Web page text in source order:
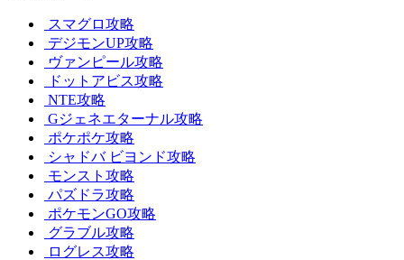
スマグロ攻略
デジモンUP攻略
ヴァンピール攻略
ドットアビス攻略
NTE攻略
Gジェネエターナル攻略
ポケポケ攻略
シャドバ ビヨンド攻略
モンスト攻略
パズドラ攻略
ポケモンGO攻略
グラブル攻略
ログレス攻略